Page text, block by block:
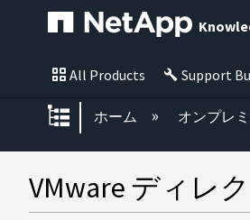
All Products Support
グローバル階層
ホーム オンプレ
VMware ディレ